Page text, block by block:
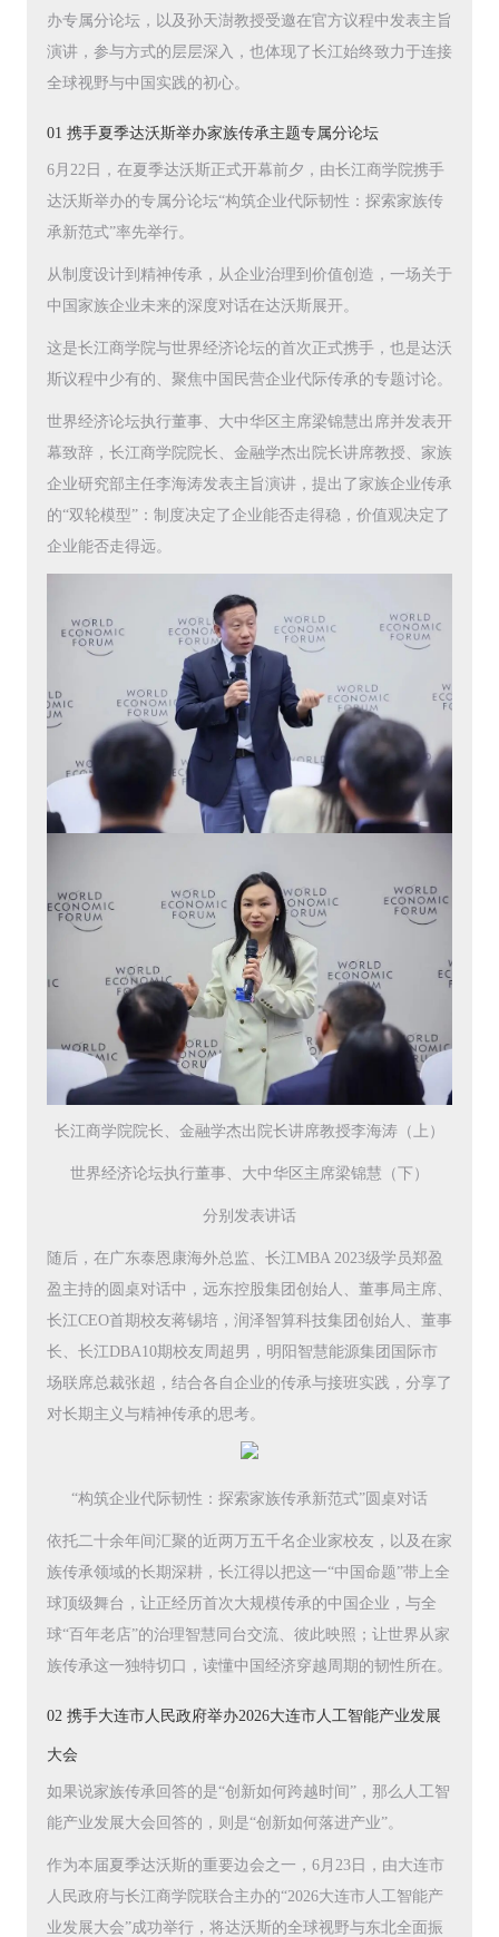
办专属分论坛，以及孙天澍教授受邀在官方议程中发表主旨
演讲，参与方式的层层深入，也体现了长江始终致力于连接
全球视野与中国实践的初心。
01 携手夏季达沃斯举办家族传承主题专属分论坛
6月22日，在夏季达沃斯正式开幕前夕，由长江商学院携手
达沃斯举办的专属分论坛“构筑企业代际韧性：探索家族传
承新范式”率先举行。
从制度设计到精神传承，从企业治理到价值创造，一场关于
中国家族企业未来的深度对话在达沃斯展开。
这是长江商学院与世界经济论坛的首次正式携手，也是达沃
斯议程中少有的、聚焦中国民营企业代际传承的专题讨论。
世界经济论坛执行董事、大中华区主席梁锦慧出席并发表开
幕致辞，长江商学院院长、金融学杰出院长讲席教授、家族
企业研究部主任李海涛发表主旨演讲，提出了家族企业传承
的“双轮模型”：制度决定了企业能否走得稳，价值观决定了
企业能否走得远。
长江商学院院长、金融学杰出院长讲席教授李海涛（上）
世界经济论坛执行董事、大中华区主席梁锦慧（下）
分别发表讲话
随后，在广东泰恩康海外总监、长江MBA 2023级学员郑盈
盈主持的圆桌对话中，远东控股集团创始人、董事局主席、
长江CEO首期校友蒋锡培，润泽智算科技集团创始人、董事
长、长江DBA10期校友周超男，明阳智慧能源集团国际市
场联席总裁张超，结合各自企业的传承与接班实践，分享了
对长期主义与精神传承的思考。
“构筑企业代际韧性：探索家族传承新范式”圆桌对话
依托二十余年间汇聚的近两万五千名企业家校友，以及在家
族传承领域的长期深耕，长江得以把这一“中国命题”带上全
球顶级舞台，让正经历首次大规模传承的中国企业，与全
球“百年老店”的治理智慧同台交流、彼此映照；让世界从家
族传承这一独特切口，读懂中国经济穿越周期的韧性所在。
02 携手大连市人民政府举办2026大连市人工智能产业发展
大会
如果说家族传承回答的是“创新如何跨越时间”，那么人工智
能产业发展大会回答的，则是“创新如何落进产业”。
作为本届夏季达沃斯的重要边会之一，6月23日，由大连市
人民政府与长江商学院联合主办的“2026大连市人工智能产
业发展大会”成功举行，将达沃斯的全球视野与东北全面振